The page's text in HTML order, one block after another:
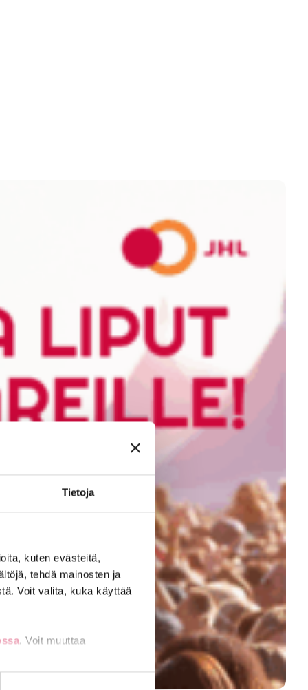
Tietoja
kuten evästeitä,
tehdä mainosten ja
Voit valita, kuka käyttää
. Voit muuttaa